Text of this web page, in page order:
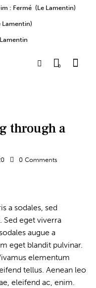
: Fermé (Le Lamentin)
Lamentin)
0
through a
0 Comments
a sodales, sed
eget viverra
augue a
eget blandit pulvinar.
elementum
tellus. Aenean leo
eleifend ac, enim.